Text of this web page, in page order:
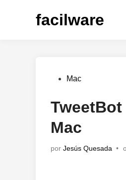
facilware
Publicado
Mac
Mac
por Jesús Quesada •